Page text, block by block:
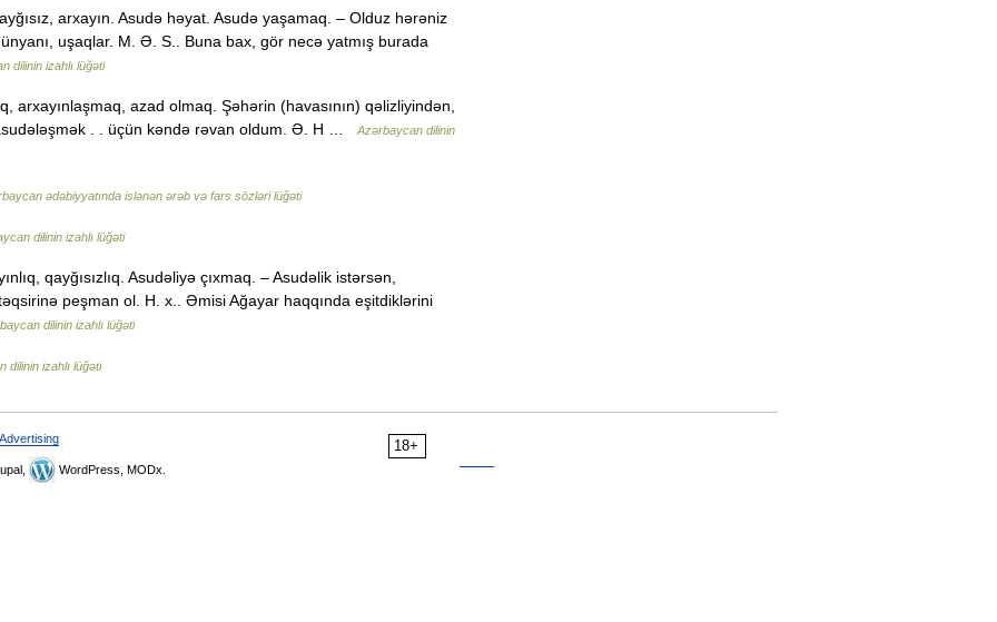
arxayın. Asudə həyat. Asudə yaşamaq. – Olduz hərəniz
uşaqlar. M. Ə. S.. Buna bax, gör necə yatmış burada
dilinin izahlı lüğəti
azad olmaq. Şəhərin (havasının) qəlizliyindən,
. . üçün kəndə rəvan oldum. Ə. H …
Azərbaycan dilinin
ədəbiyyatında islənən ərəb və fars sözləri lüğəti
dilinin izahlı lüğəti
qayğısızlıq. Asudəliyə çıxmaq. – Asudəlik istərsən,
peşman ol. H. x.. Əmisi Ağayar haqqında eşitdiklərini
dilinin izahlı lüğəti
dilinin izahlı lüğəti
18+
Advertising
WordPress, MODx.